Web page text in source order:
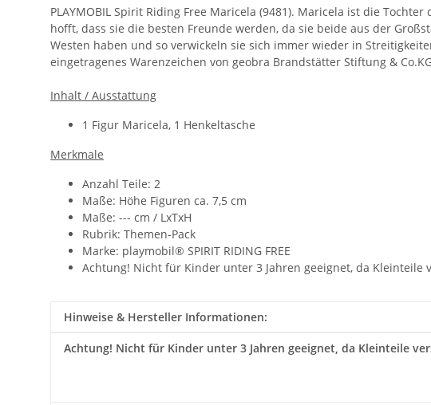
PLAYMOBIL Spirit Riding Free Maricela (9481). Maricela ist die
hofft, dass sie die besten Freunde werden, da sie beide aus der
Westen haben und so verwickeln sie sich immer wieder in
eingetragenes Warenzeichen von geobra Brandstätter Stiftung &
Inhalt / Ausstattung
1 Figur Maricela, 1 Henkeltasche
Merkmale
Anzahl Teile: 2
Maße: Höhe Figuren ca. 7,5 cm
Maße: --- cm / LxTxH
Rubrik: Themen-Pack
Marke: playmobil® SPIRIT RIDING FREE
Achtung! Nicht für Kinder unter 3 Jahren geeignet, da Kleinteile
Hinweise & Hersteller Informationen:
Achtung! Nicht für Kinder unter 3 Jahren geeignet, da Kleinteile